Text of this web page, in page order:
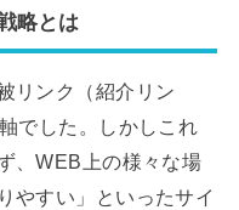
略とは
リンク（紹介リン
でした。しかしこれ
、WEB上の様々な場
やすい」といったサイ